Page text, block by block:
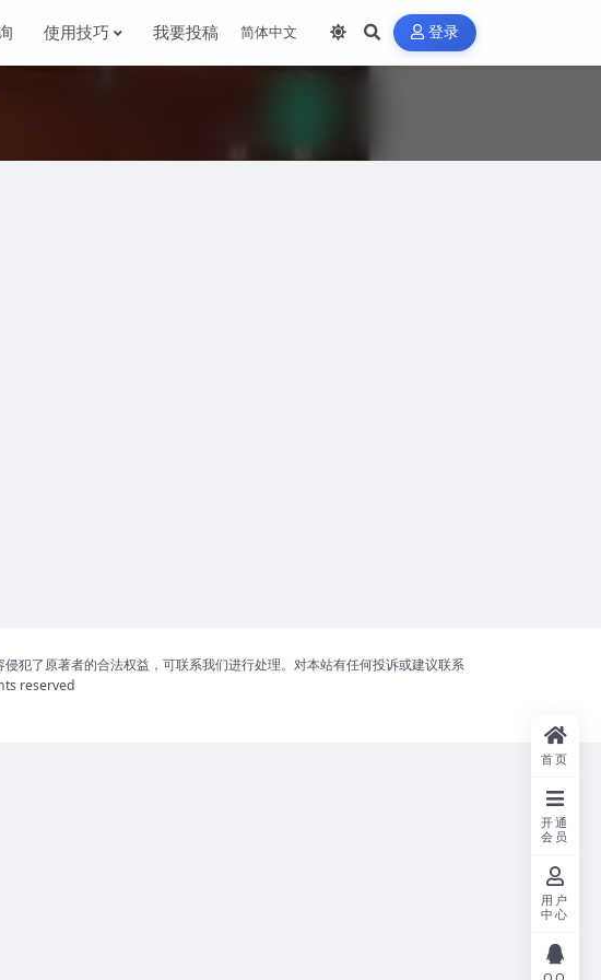
使用技巧 我要投稿 登录
犯了原著者的合法权益，可联系我们进行处理。对本站有任何投诉或建议联系
reserved
首页
开通
会员
用户
中心